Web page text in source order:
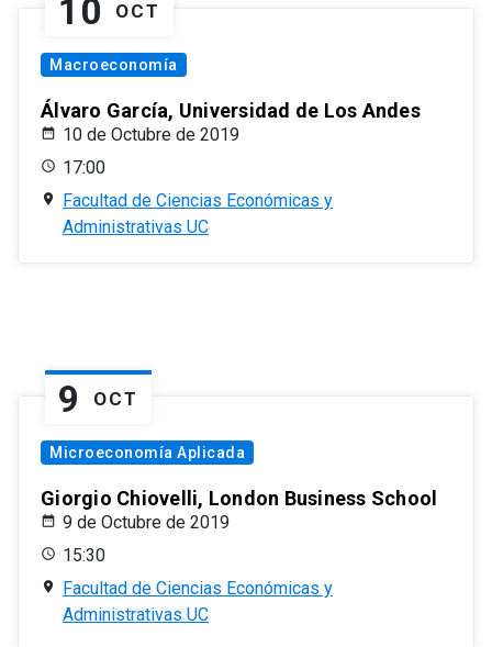
10 OCT
Macroeconomía
Álvaro García, Universidad de Los Andes
10 de Octubre de 2019
17:00
Facultad de Ciencias Económicas y
Administrativas UC
9 OCT
Microeconomía Aplicada
Giorgio Chiovelli, London Business School
9 de Octubre de 2019
15:30
Facultad de Ciencias Económicas y
Administrativas UC